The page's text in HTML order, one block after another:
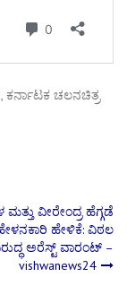
ಚಲನಚಿತ್ರ
ಮತ್ತು ವೀರೇಂದ್ರ ಹೆಗ್ಗಡೆ
ಹೇಳಿಕೆ: ವಿಠಲ
ಅರೆಸ್ಟ್​​​​​​ ವಾರಂಟ್ –
vishwanews24